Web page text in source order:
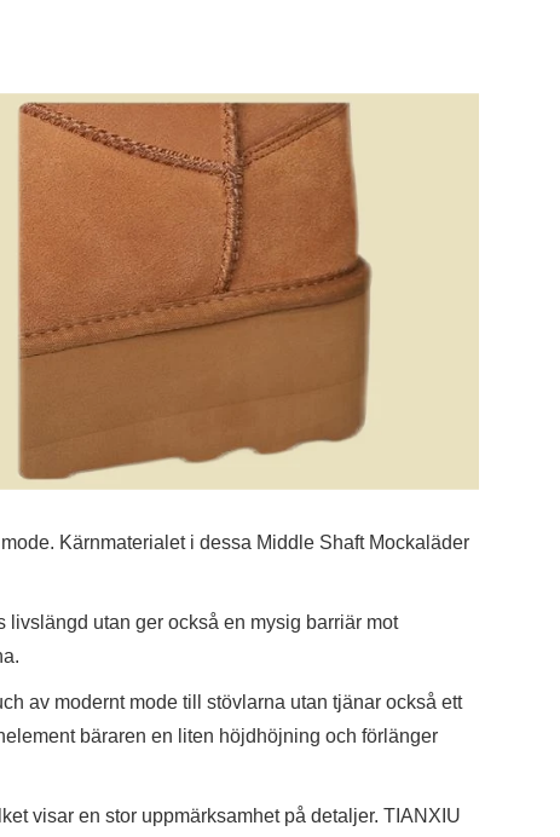
Kärnmaterialet i dessa Middle Shaft Mockaläder
utan ger också en mysig barriär mot
av modernt mode till stövlarna utan tjänar också ett
bäraren en liten höjdhöjning och förlänger
visar en stor uppmärksamhet på detaljer. TIANXIU